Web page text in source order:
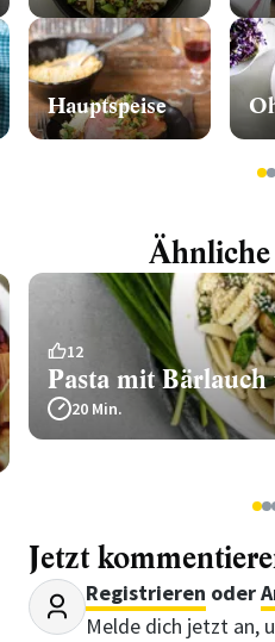
Hauptspeise
12
Ähnliche
12
Pasta mit
20 Min.
12
Jetzt
Registrieren oder
Melde dich jetzt an,